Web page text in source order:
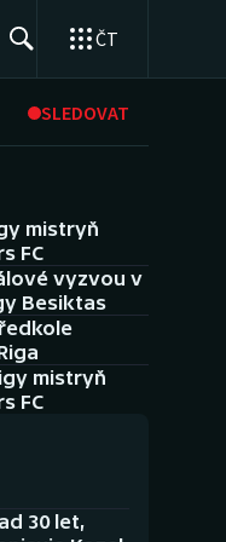
ČT
SLEDOVAT
mistryň
FC
vyzvou v
Besiktas
mistryň
FC
30 let,